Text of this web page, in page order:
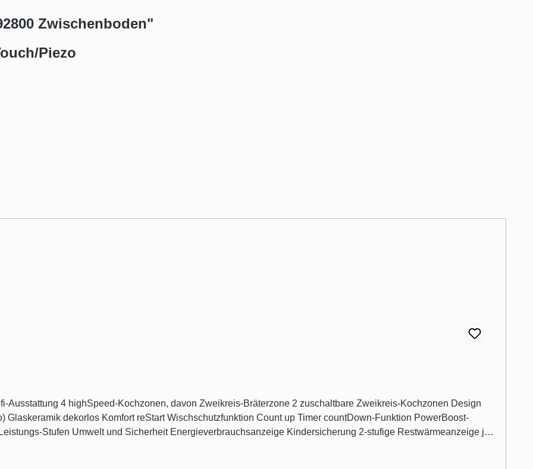
Zwischenboden"
Piezo
up Timer countDown-Funktion PowerBoost-
2-stufige Restwärmeanzeige je